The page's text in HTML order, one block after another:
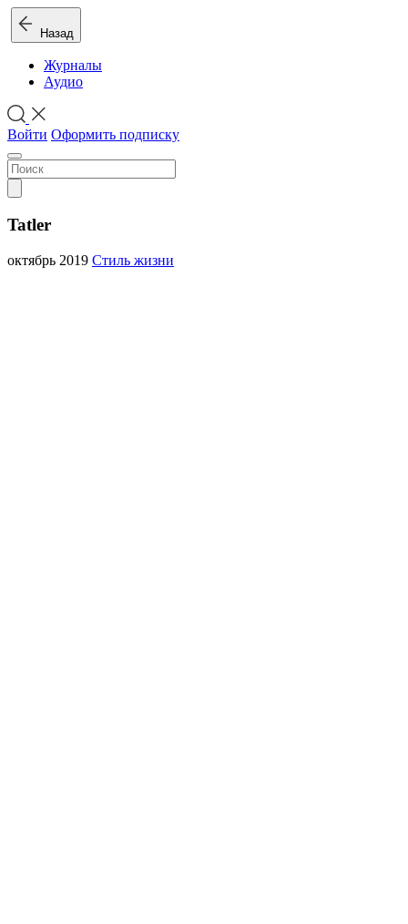
Назад
Журналы
Аудио
Войти Оформить подписку
Tatler
октябрь 2019 Стиль жизни